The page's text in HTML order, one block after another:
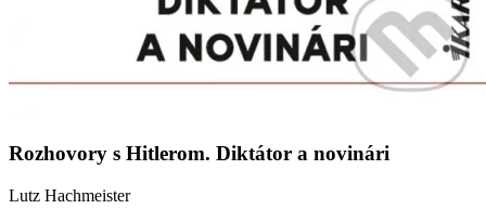
Rozhovory s Hitlerom. Diktátor a novinári
Lutz Hachmeister